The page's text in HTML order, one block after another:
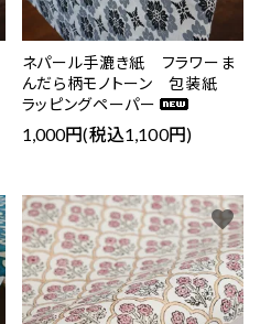
ネパール手漉き紙 フラワーま
んだら柄モノトーン 包装紙
ラッピングペーパー
1,000円(税込1,100円)
favorite